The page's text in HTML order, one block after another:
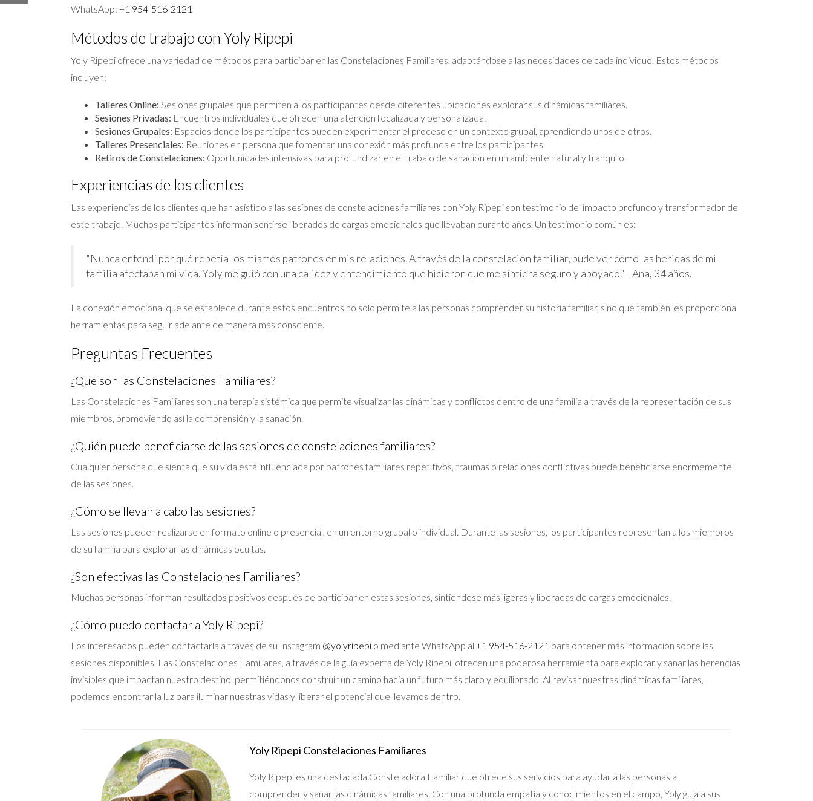
WhatsApp: +1 954-516-2121
Métodos de trabajo con Yoly Ripepi
Yoly Ripepi ofrece una variedad de métodos para participar en las Constelaciones Familiares, adaptándose a las necesidades de cada individuo. Estos métodos
incluyen:
Talleres Online: Sesiones grupales que permiten a los participantes desde diferentes ubicaciones explorar sus dinámicas familiares.
Sesiones Privadas: Encuentros individuales que ofrecen una atención focalizada y personalizada.
Sesiones Grupales: Espacios donde los participantes pueden experimentar el proceso en un contexto grupal, aprendiendo unos de otros.
Talleres Presenciales: Reuniones en persona que fomentan una conexión más profunda entre los participantes.
Retiros de Constelaciones: Oportunidades intensivas para profundizar en el trabajo de sanación en un ambiente natural y tranquilo.
Experiencias de los clientes
Las experiencias de los clientes que han asistido a las sesiones de constelaciones familiares con Yoly Ripepi son testimonio del impacto profundo y transformador de
este trabajo. Muchos participantes informan sentirse liberados de cargas emocionales que llevaban durante años. Un testimonio común es:
"Nunca entendí por qué repetía los mismos patrones en mis relaciones. A través de la constelación familiar, pude ver cómo las heridas de mi
familia afectaban mi vida. Yoly me guió con una calidez y entendimiento que hicieron que me sintiera seguro y apoyado." - Ana, 34 años.
La conexión emocional que se establece durante estos encuentros no solo permite a las personas comprender su historia familiar, sino que también les proporciona
herramientas para seguir adelante de manera más consciente.
Preguntas Frecuentes
¿Qué son las Constelaciones Familiares?
Las Constelaciones Familiares son una terapia sistémica que permite visualizar las dinámicas y conflictos dentro de una familia a través de la representación de sus
miembros, promoviendo así la comprensión y la sanación.
¿Quién puede beneficiarse de las sesiones de constelaciones familiares?
Cualquier persona que sienta que su vida está influenciada por patrones familiares repetitivos, traumas o relaciones conflictivas puede beneficiarse enormemente
de las sesiones.
¿Cómo se llevan a cabo las sesiones?
Las sesiones pueden realizarse en formato online o presencial, en un entorno grupal o individual. Durante las sesiones, los participantes representan a los miembros
de su familia para explorar las dinámicas ocultas.
¿Son efectivas las Constelaciones Familiares?
Muchas personas informan resultados positivos después de participar en estas sesiones, sintiéndose más ligeras y liberadas de cargas emocionales.
¿Cómo puedo contactar a Yoly Ripepi?
Los interesados pueden contactarla a través de su Instagram @yolyripepi o mediante WhatsApp al +1 954-516-2121 para obtener más información sobre las
sesiones disponibles. Las Constelaciones Familiares, a través de la guía experta de Yoly Ripepi, ofrecen una poderosa herramienta para explorar y sanar las herencias
invisibles que impactan nuestro destino, permitiéndonos construir un camino hacia un futuro más claro y equilibrado. Al revisar nuestras dinámicas familiares,
podemos encontrar la luz para iluminar nuestras vidas y liberar el potencial que llevamos dentro.
Yoly Ripepi Constelaciones Familiares
Yoly Ripepi es una destacada Consteladora Familiar que ofrece sus servicios para ayudar a las personas a
comprender y sanar las dinámicas familiares. Con una profunda empatía y conocimientos en el campo, Yoly guía a sus